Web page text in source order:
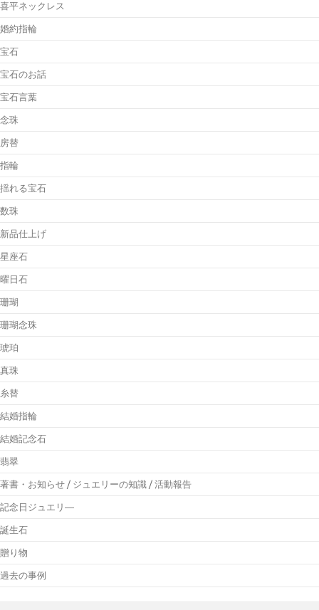
喜平ネックレス
婚約指輪
宝石
宝石のお話
宝石言葉
念珠
房替
指輪
揺れる宝石
数珠
新品仕上げ
星座石
曜日石
珊瑚
珊瑚念珠
琥珀
真珠
糸替
結婚指輪
結婚記念石
翡翠
著書・お知らせ / ジュエリーの知識 / 活動報告
記念日ジュエリ―
誕生石
贈り物
過去の事例